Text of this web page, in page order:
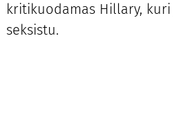
kritikuodamas Hillary,
seksistu.